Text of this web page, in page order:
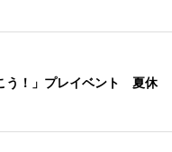
う！」プレイベント 夏休